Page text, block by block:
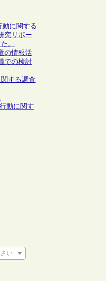
動に関する
究リポー
。
の情報活
での検討
する調査
動に関す
い